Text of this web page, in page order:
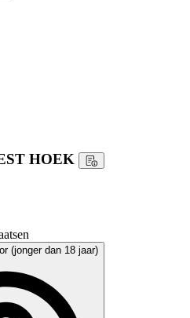
HOEK
(jonger dan 18 jaar)